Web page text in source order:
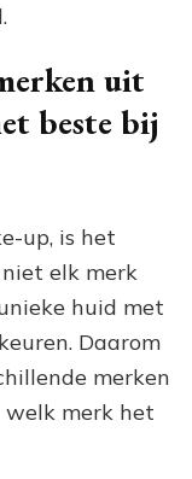
uit
beste bij
up, is het
elk merk
huid met
Daarom
merken
merk het